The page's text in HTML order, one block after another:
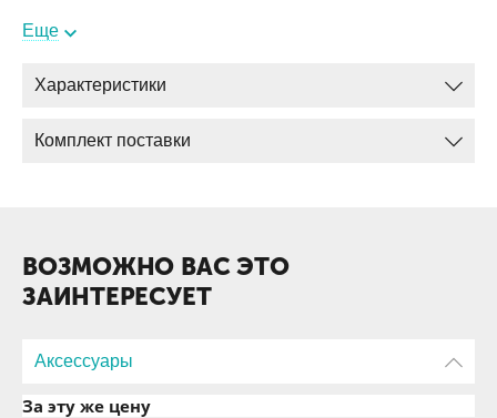
Тип батареи Ni-MH
Время работы (цикл 5-5-90) 10 часов
Число циклов перезарядки 400
Еще
Характеристики
Комплект поставки
ВОЗМОЖНО ВАС ЭТО
ЗАИНТЕРЕСУЕТ
Аксессуары
За эту же цену